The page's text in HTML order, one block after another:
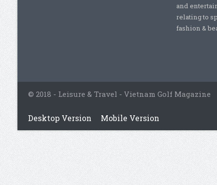
and
relating to
fashion &
© 2018 - Leisure & Travel - Vietnam Golf Magazine
Desktop Version Mobile Version